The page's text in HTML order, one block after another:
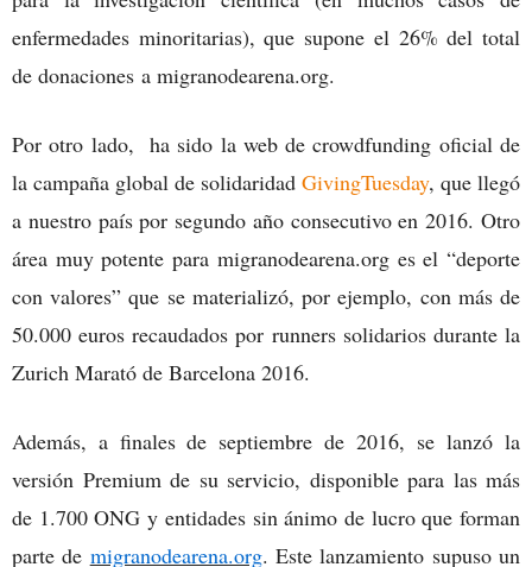
enfermedades minoritarias), que supone el 26% del total
de donaciones a migranodearena.org.
Por otro lado, ha sido la web de crowdfunding oficial de
la campaña global de solidaridad GivingTuesday, que llegó
a nuestro país por segundo año consecutivo en 2016. Otro
área muy potente para migranodearena.org es el “deporte
con valores” que se materializó, por ejemplo, con más de
50.000 euros recaudados por runners solidarios durante la
Zurich Marató de Barcelona 2016.
Además, a finales de septiembre de 2016, se lanzó la
versión Premium de su servicio, disponible para las más
de 1.700 ONG y entidades sin ánimo de lucro que forman
parte de migranodearena.org. Este lanzamiento supuso un